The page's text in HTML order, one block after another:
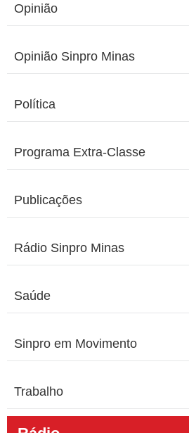
Opinião
Opinião Sinpro Minas
Política
Programa Extra-Classe
Publicações
Rádio Sinpro Minas
Saúde
Sinpro em Movimento
Trabalho